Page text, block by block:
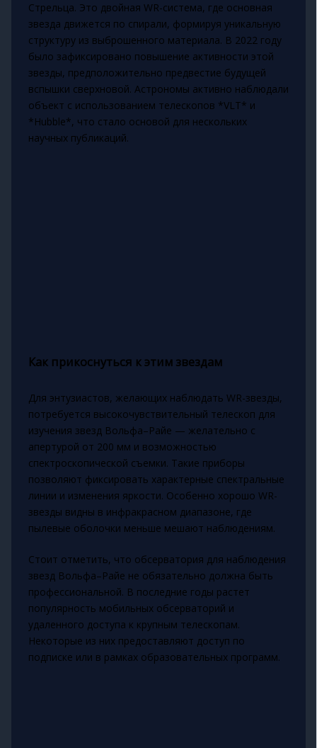
Стрельца. Это двойная WR-система, где основная
звезда движется по спирали, формируя уникальную
структуру из выброшенного материала. В 2022 году
было зафиксировано повышение активности этой
звезды, предположительно предвестие будущей
вспышки сверхновой. Астрономы активно наблюдали
объект с использованием телескопов *VLT* и
*Hubble*, что стало основой для нескольких
научных публикаций.
Как прикоснуться к этим звездам
Для энтузиастов, желающих наблюдать WR-звезды,
потребуется высокочувствительный телескоп для
изучения звезд Вольфа–Райе — желательно с
апертурой от 200 мм и возможностью
спектроскопической съемки. Такие приборы
позволяют фиксировать характерные спектральные
линии и изменения яркости. Особенно хорошо WR-
звезды видны в инфракрасном диапазоне, где
пылевые оболочки меньше мешают наблюдениям.
Стоит отметить, что обсерватория для наблюдения
звезд Вольфа–Райе не обязательно должна быть
профессиональной. В последние годы растет
популярность мобильных обсерваторий и
удаленного доступа к крупным телескопам.
Некоторые из них предоставляют доступ по
подписке или в рамках образовательных программ.